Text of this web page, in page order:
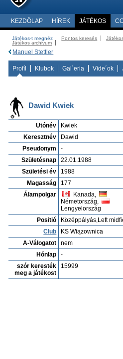
KEZDÖLAP HÍREK JÁTÉKOS
Játékos-t megnéz Pontos keresés
Játékos archivum
Manuel Stettler
Profíl Klubok Gal´eria Vide´ok
Dawid Kwiek
Utónév
Kwiek
Keresztnév
Dawid
Pseudonym
-
Születésnap
22.01.1988
Születési év
1988
Magasság
177
Álampolgar
Kanada,
Németország,
Lengyelország
Positió
Középpályás,Left
Club
KS Wiązownica
A-Válogatot
nem
Hónlap
-
szór keresték
meg a játékost
15999